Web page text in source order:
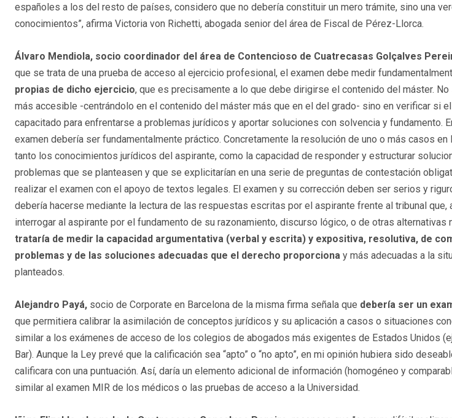
españoles a los del resto de países, considero que no debería constituir un mero trámite, sino una
conocimientos”, afirma Victoria von Richetti, abogada senior del área de Fiscal de Pérez-Llorca.
Álvaro Mendiola, socio coordinador del área de Contencioso de Cuatrecasas Golçalves
que se trata de una prueba de acceso al ejercicio profesional, el examen debe medir
propias de dicho ejercicio, que es precisamente a lo que debe dirigirse el contenido del máster. No
más accesible -centrándolo en el contenido del máster más que en el del grado- sino en verificar si
capacitado para enfrentarse a problemas jurídicos y aportar soluciones con solvencia y fundamento.
examen debería ser fundamentalmente práctico. Concretamente la resolución de uno o más casos en
tanto los conocimientos jurídicos del aspirante, como la capacidad de responder y estructurar
problemas que se planteasen y que se explicitarían en una serie de preguntas de contestación
realizar el examen con el apoyo de textos legales. El examen y su corrección deben ser serios y
debería hacerse mediante la lectura de las respuestas escritas por el aspirante frente al tribunal que,
interrogar al aspirante por el fundamento de su razonamiento, discurso lógico, o de otras alternativas
trataría de medir la capacidad argumentativa (verbal y escrita) y expositiva, resolutiva, de
problemas y de las soluciones adecuadas que el derecho proporciona y más adecuadas a la
planteados.
Alejandro Payá, socio de Corporate en Barcelona de la misma firma señala que debería ser un
que permitiera calibrar la asimilación de conceptos jurídicos y su aplicación a casos o situaciones
similar a los exámenes de acceso de los colegios de abogados más exigentes de Estados Unidos
Bar). Aunque la Ley prevé que la calificación sea “apto” o “no apto”, en mi opinión hubiera sido
calificara con una puntuación. Así, daría un elemento adicional de información (homogéneo y
similar al examen MIR de los médicos o las pruebas de acceso a la Universidad.